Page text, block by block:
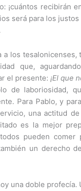
¡cuántos recibirán
será para los
a los
que,
el presente: ¡El que
de laboriosidad,
Para Pablo, y
una actitud
es la mejor
pueden comer
un derecho
una doble profecía.